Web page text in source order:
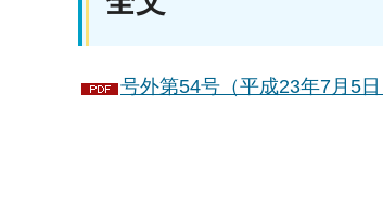
号外第54号（平成23年7月5日